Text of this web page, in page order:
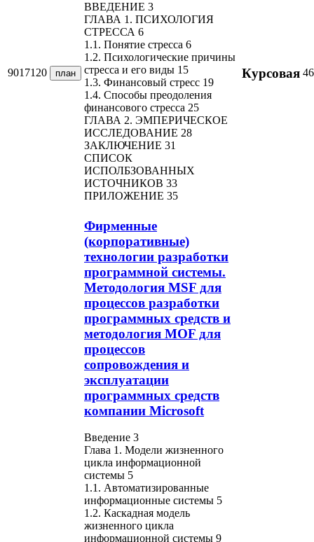
9017120 план
ВВЕДЕНИЕ 3
ГЛАВА 1. ПСИХОЛОГИЯ
СТРЕССА 6
1.1. Понятие стресса 6
1.2. Психологические причины
стресса и его виды 15
1.3. Финансовый стресс 19
1.4. Способы преодоления
финансового стресса 25
ГЛАВА 2. ЭМПЕРИЧЕСКОЕ
ИССЛЕДОВАНИЕ 28
ЗАКЛЮЧЕНИЕ 31
СПИСОК
ИСПОЛБЗОВАННЫХ
ИСТОЧНИКОВ 33
ПРИЛОЖЕНИЕ 35
Курсовая 46
Фирменные
(корпоративные)
технологии разработки
программной системы.
Методология MSF для
процессов разработки
программных средств и
методология MOF для
процессов
сопровождения и
эксплуатации
программных средств
компании Microsoft
Введение 3
Глава 1. Модели жизненного
цикла информационной
системы 5
1.1. Автоматизированные
информационные системы 5
1.2. Каскадная модель
жизненного цикла
информационной системы 9